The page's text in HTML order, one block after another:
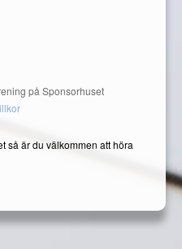
på Sponsorhuset
så är du välkommen att höra